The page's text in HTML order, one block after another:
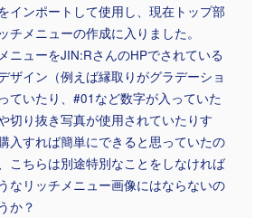
インポートして使用し、現在トップ部
チメニューの作成に入りました。
ニューをJIN:RさんのHPでされている
ザイン（例えば縁取りがグラデーショ
ていたり、#01など数字が入っていた
切り抜き写真が使用されていたりす
入すれば簡単にできると思っていたの
こちらは別途特別なことをしなければ
なリッチメニュー画像にはならないの
か？